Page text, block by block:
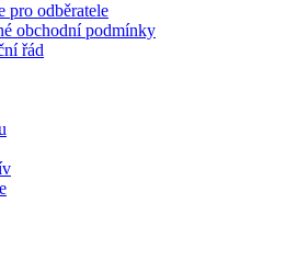
pro odběratele
obchodní podmínky
řád